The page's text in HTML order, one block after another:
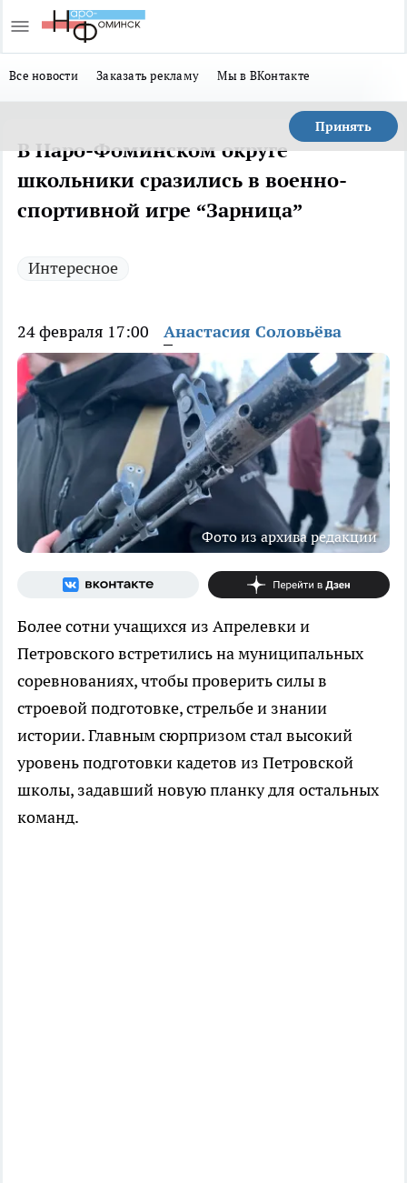
Все новости Заказать рекламу Мы в ВКонтакте
Принять
В Наро-Фоминском округе
школьники сразились в военно-
спортивной игре “Зарница”
Интересное
24 февраля 17:00 Анастасия Соловьёва
Фото из архива редакции
Более сотни учащихся из Апрелевки и
Петровского встретились на муниципальных
соревнованиях, чтобы проверить силы в
строевой подготовке, стрельбе и знании
истории. Главным сюрпризом стал высокий
уровень подготовки кадетов из Петровской
школы, задавший новую планку для остальных
команд.